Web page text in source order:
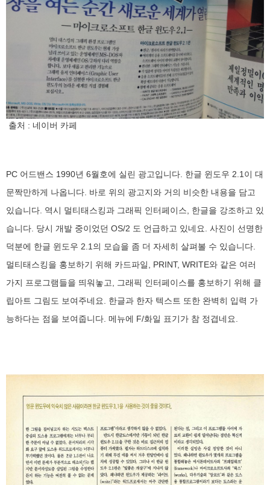
출처 : 네이버 카페
PC 어드밴스 1990년 6월호에 실린 광고입니다. 한글 윈도우 2.1이 대
문짝만하게 나옵니다. 바로 위의 광고지와 거의 비슷한 내용을 담고
있습니다. 역시 멀티태스킹과 그래픽 인터페이스, 한글을 강조하고 있
습니다. 당시 개발 중이었던 OS/2 도 언급하고 있네요. 사진이 선명한
덕분에 한글 윈도우 2.1의 모습을 좀 더 자세히 살펴볼 수 있습니다.
멀티태스킹을 홍보하기 위해 카드파일, PRINT, WRITE와 같은 여러
가지 프로그램들을 띄워놓고, 그래픽 인터페이스를 홍보하기 위해 클
립아트 그림도 보여주네요. 한글과 한자 텍스트 또한 완벽히 입력 가
능하다는 점을 보여줍니다. 메뉴에 F/화일 표기가 참 정겹네요.